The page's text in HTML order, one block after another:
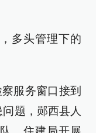
多头管理下的
服务窗口接到
题，郧西县人